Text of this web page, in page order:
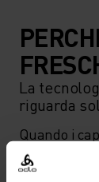
La
riguarda
Quando i
hanno
significa